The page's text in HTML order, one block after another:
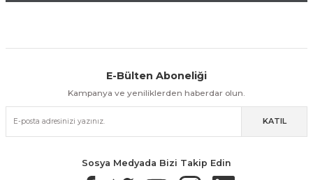
Kolay İade & Değişim Güvenli Alışveriş
Güvenli Paketleme Taksit / Havale İle Alışveriş Kolay İade & Değişim
E-Bülten Aboneliği
Kampanya ve yeniliklerden haberdar olun.
KATIL
Sosya Medyada Bizi Takip Edin